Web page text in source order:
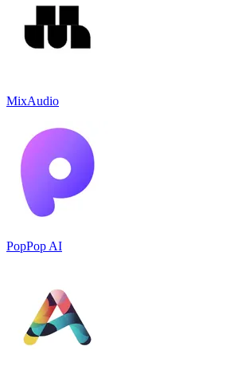
MixAudio
PopPop AI